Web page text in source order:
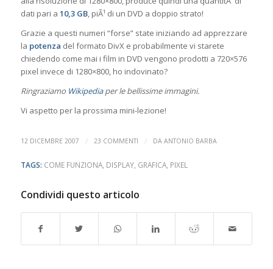
dati pari a 10,3 GB, piÃ¹ di un DVD a doppio strato!
Grazie a questi numeri “forse” state iniziando ad apprezzare
la potenza del formato DivX e probabilmente vi starete
chiedendo come mai i film in DVD vengono prodotti a 720×576
pixel invece di 1280×800, ho indovinato?
Ringraziamo Wikipediaper le bellissime immagini.
Vi aspetto per la prossima mini-lezione!
12 DICEMBRE 2007 / 23 COMMENTI / DA ANTONIO BARBA
TAGS: COME FUNZIONA, DISPLAY, GRAFICA, PIXEL
Condividi questo articolo